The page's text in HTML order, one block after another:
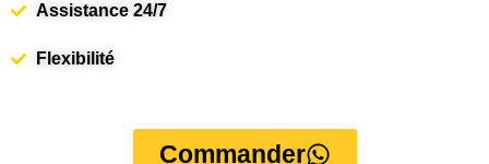
Assistance 24/7
Flexibilité
Commander